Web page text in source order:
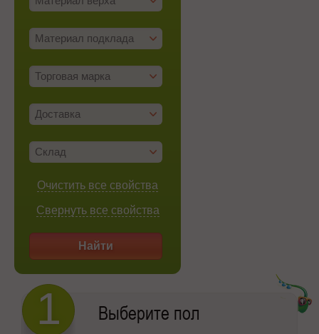
Материал подклада
Торговая марка
Доставка
Склад
Очистить все свойства
Свернуть все свойства
Найти
Выберите пол
1